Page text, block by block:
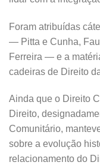
Foram atribuídas
— Pitta e Cunha,
Ferreira — e a
cadeiras de Direito
Ainda que o Direito
Direito,
Comunitário,
sobre a evolução
relacionamento do